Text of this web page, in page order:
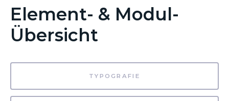
Element- & Modul-
Übersicht
TYPOGRAFIE